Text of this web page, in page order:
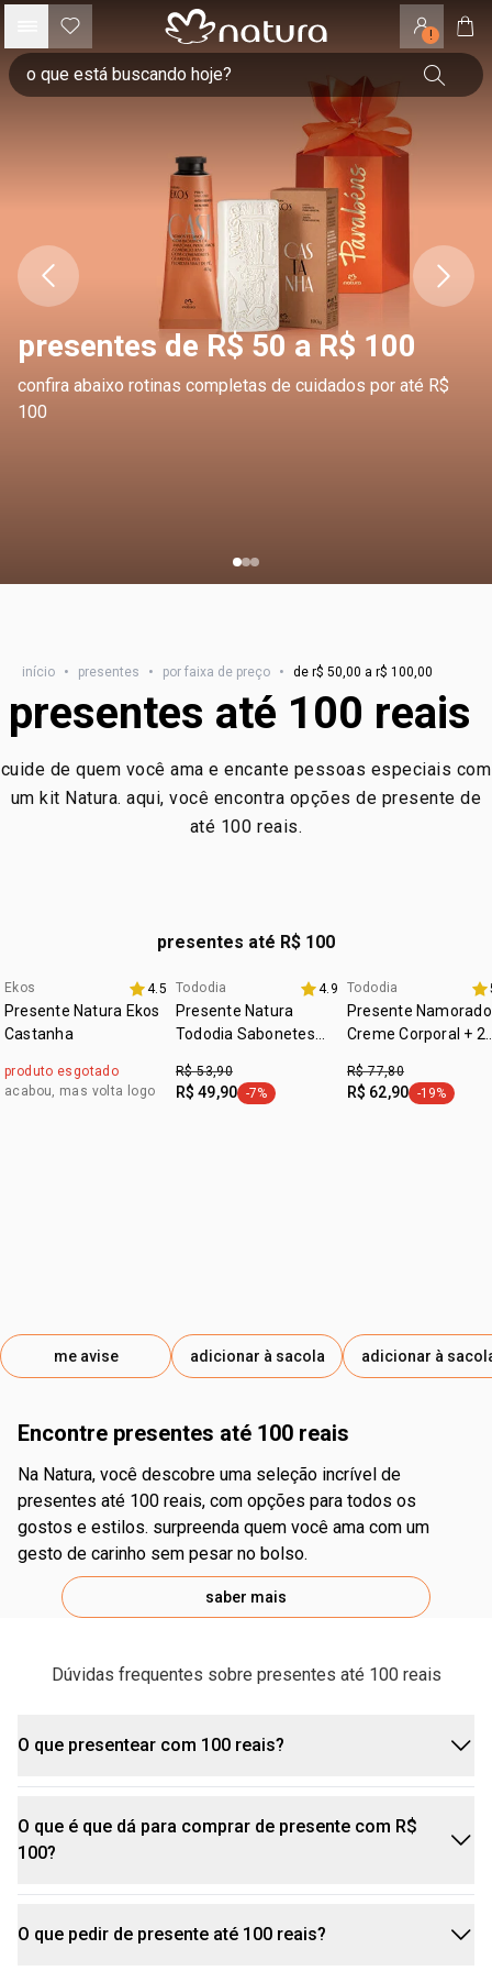
!
presentes de R$ 50 a R$ 100
confira abaixo rotinas completas de cuidados por até R$
100
início • presentes • por faixa de preço • de r$ 50,00 a r$ 100,00
presentes até 100 reais
cuide de quem você ama e encante pessoas especiais com
um kit Natura. aqui, você encontra opções de presente de
até 100 reais.
presentes até R$ 100
Ekos 4.5
Presente Natura Ekos
Castanha
produto esgotado
acabou, mas volta logo
me avise
Tododia 4.9
Presente Natura
Tododia Sabonetes
barras)
R$ 53,90
R$ 49,90 etiqueta -7%
-7%
adicionar à sacola
Tododia
Presente
Creme Corporal + 2
Algodão
R$ 77,80
R$ 62,90 etiqueta -
-19%
adicionar à
encontre presentes até 100 reais
na Natura, você descobre uma seleção incrível de
presentes até 100 reais, com opções para todos os
gostos e estilos. surpreenda quem você ama com um
gesto de carinho sem pesar no bolso.
saber mais
Dúvidas frequentes sobre presentes até 100 reais
O que presentear com 100 reais?
Com R$ 100,00 você encontra diversas opções
de
gostos e estilos. Dá para presentear comitens de
muito mais.
O que é que dá para comprar de presente com R$
100?
Aqui você encontra diferentes opções de
O que pedir de presente até 100 reais?